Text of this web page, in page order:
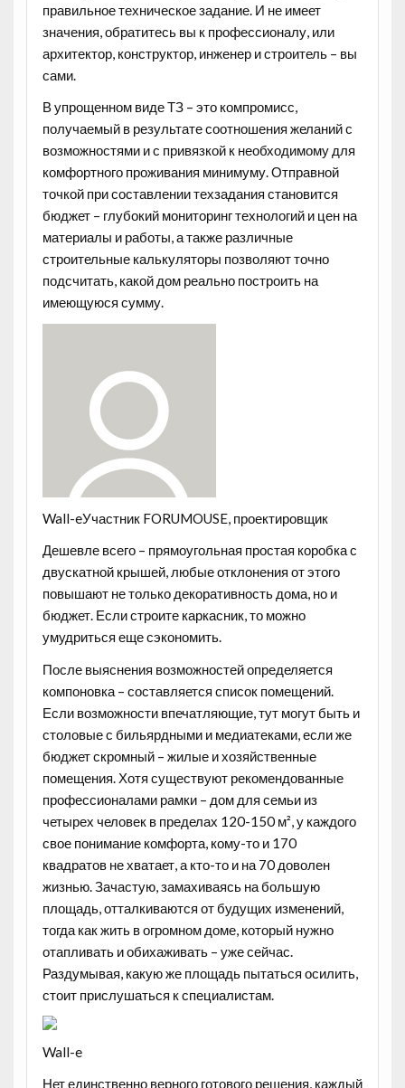
правильное техническое задание. И не имеет
значения, обратитесь вы к профессионалу, или
архитектор, конструктор, инженер и строитель – вы
сами.
В упрощенном виде ТЗ – это компромисс,
получаемый в результате соотношения желаний с
возможностями и с привязкой к необходимому для
комфортного проживания минимуму. Отправной
точкой при составлении техзадания становится
бюджет – глубокий мониторинг технологий и цен на
материалы и работы, а также различные
строительные калькуляторы позволяют точно
подсчитать, какой дом реально построить на
имеющуюся сумму.
Wall-eУчастник FORUMOUSE, проектировщик
Дешевле всего – прямоугольная простая коробка с
двускатной крышей, любые отклонения от этого
повышают не только декоративность дома, но и
бюджет. Если строите каркасник, то можно
умудриться еще сэкономить.
После выяснения возможностей определяется
компоновка – составляется список помещений.
Если возможности впечатляющие, тут могут быть и
столовые с бильярдными и медиатеками, если же
бюджет скромный – жилые и хозяйственные
помещения. Хотя существуют рекомендованные
профессионалами рамки – дом для семьи из
четырех человек в пределах 120-150 м², у каждого
свое понимание комфорта, кому-то и 170
квадратов не хватает, а кто-то и на 70 доволен
жизнью. Зачастую, замахиваясь на большую
площадь, отталкиваются от будущих изменений,
тогда как жить в огромном доме, который нужно
отапливать и обихаживать – уже сейчас.
Раздумывая, какую же площадь пытаться осилить,
стоит прислушаться к специалистам.
Wall-e
Нет единственно верного готового решения, каждый